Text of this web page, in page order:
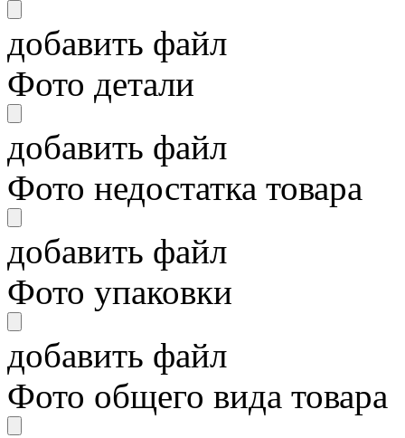
добавить файл
Фото детали
добавить файл
Фото недостатка товара
добавить файл
Фото упаковки
добавить файл
Фото общего вида товара